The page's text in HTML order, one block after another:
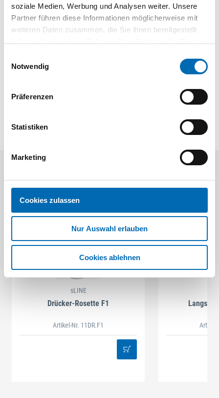
soziale Medien, Werbung und Analysen weiter. Unsere
Partner führen diese Informationen möglicherweise mit
weiteren Daten zusammen, die Sie ihnen bereitgestellt
Notwendig
Präferenzen
Statistiken
Marketing
Cookies zulassen
Nur Auswahl erlauben
Cookies ablehnen
Kunden kauften auch
sLINE
Drücker-Rosette F1
Artikel-Nr. 11DR.F1